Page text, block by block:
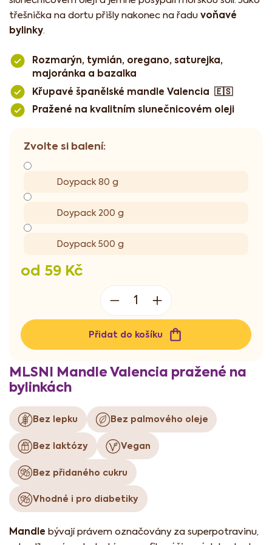
od 59 Kč
Doypack 80 g
Doypack 200 g
Doypack 500 g
Přidat do košíku
třešnička na dortu přišly nakonec na řadu voňavé
bylinky.
Rozmarýn, tymián, oregano, saturejka,
majoránka a bazalka
Křupavé španělské mandle Valencia 🇪🇸
Pražené na kvalitním slunečnicovém oleji
MLSNI Mandle Valencia pražené na
bylinkách
Bez lepku Bez palmového oleje
Bez laktózy Vegan
Bez přidaného cukru
Vhodné i pro diabetiky
Mandle bývají právem označovány za superpotravinu,